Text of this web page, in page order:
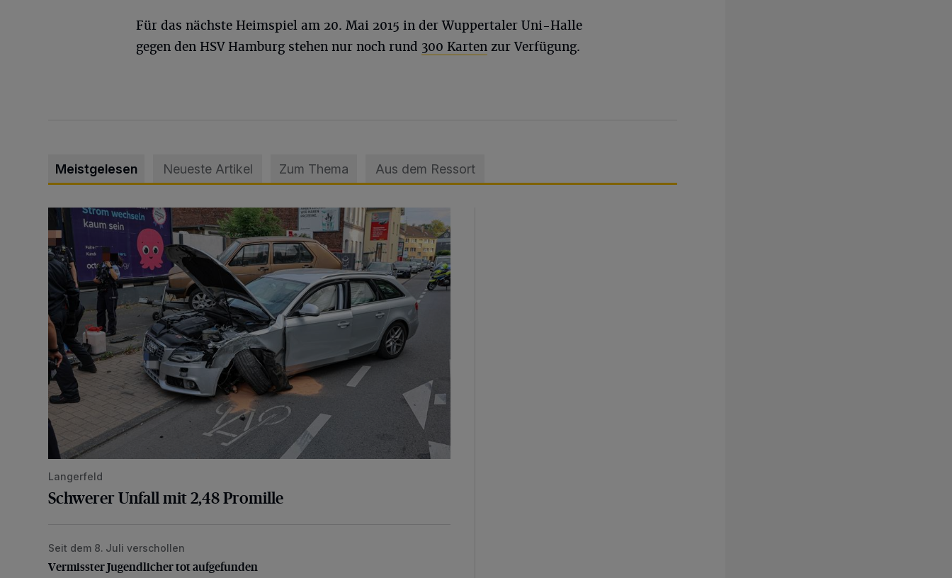
Für das nächste Heimspiel am 20. Mai 2015 in der Wuppertaler Uni-Halle
gegen den HSV Hamburg stehen nur noch rund 300 Karten zur Verfügung.
Meistgelesen Neueste Artikel Zum Thema Aus dem Ressort
Schwerer Unfall mit 2,48 Promille
Langerfeld
Schwerer Unfall mit 2,48 Promille
Vermisster Jugendlicher tot aufgefunden
Seit dem 8. Juli verschollen
Vermisster Jugendlicher tot aufgefunden